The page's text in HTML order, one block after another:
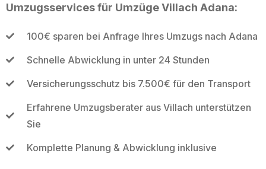
Umzugsservices für Umzüge Villach Adana:
100€ sparen bei Anfrage Ihres Umzugs nach Adana
Schnelle Abwicklung in unter 24 Stunden
Versicherungsschutz bis 7.500€ für den Transport
Erfahrene Umzugsberater aus Villach unterstützen
Sie
Komplette Planung & Abwicklung inklusive